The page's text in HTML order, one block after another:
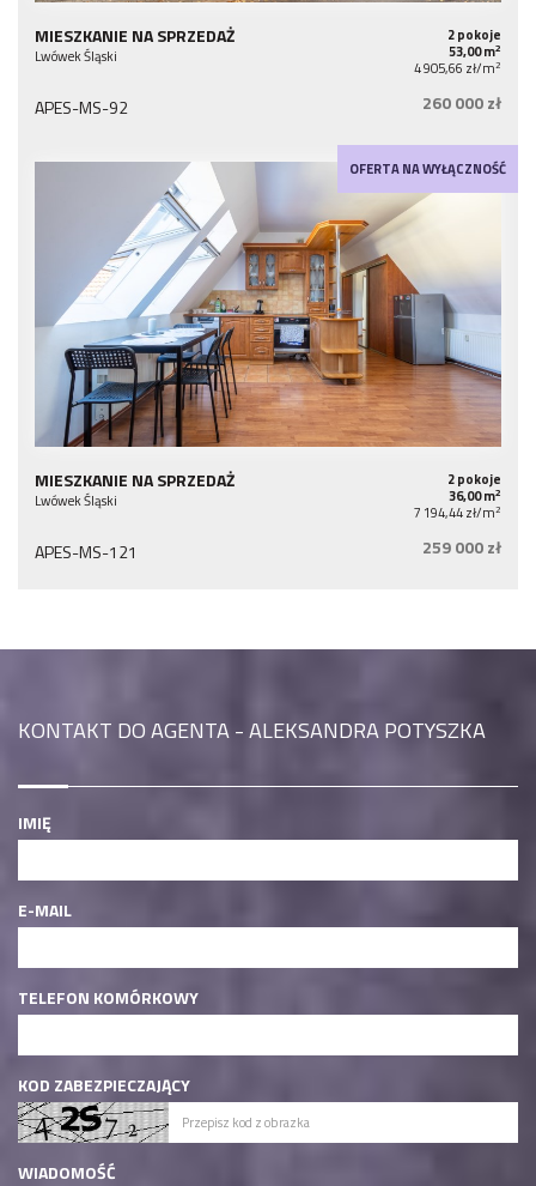
MIESZKANIE NA SPRZEDAŻ
Lwówek Śląski
2 pokoje
53,00 m2
4 905,66 zł/m2
APES-MS-92 260 000 zł
OFERTA NA WYŁĄCZNOŚĆ
MIESZKANIE NA SPRZEDAŻ
Lwówek Śląski
2 pokoje
36,00 m2
7 194,44 zł/m2
APES-MS-121 259 000 zł
KONTAKT DO AGENTA - ALEKSANDRA POTYSZKA
IMIĘ
E-MAIL
TELEFON KOMÓRKOWY
KOD ZABEZPIECZAJĄCY
WIADOMOŚĆ